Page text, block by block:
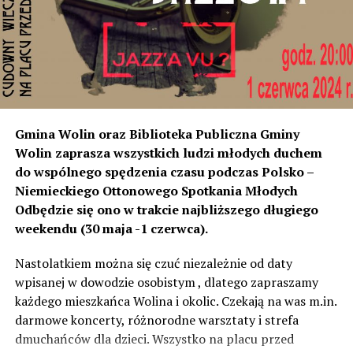
instalacji, to na tym odcinku generują dokładnie ten sam
poziom dźwięku co tam. Sprawdzałyśmy, że odległość
naszych nieruchomości od drogi jest taka sama, a nawet
w stosunku do niektórych mniejsza niż tych, które są na
początku miejscowości chronione ekranami – mówi
Jolanta Podhajska.
Przedstawiciel GDDKiA mówi, że po roku od oddania
inwestycji będzie przeprowadzona ponowna analiza
hałasu, jeśli decybeli będzie więcej niż sądzono –
wówczas ekrany zostaną zamontowane.
– Jeżeli wyjdzie na to, że są przekroczone normy, to
zabezpieczeń. Dopóki nie będzie tych przekroczonych
norm dopuszczalnego hałasu, no to nie możemy nic
zrobić. Tam są odpowiednie normy – 61 i 56 decybeli –
zaznacza.
Gmina Wolin oraz Biblioteka Publiczna Gminy
Wolin zaprasza wszystkich ludzi młodych duchem
do wspólnego spędzenia czasu podczas Polsko –
Niemieckiego Ottonowego Spotkania Młodych
Odbędzie się ono w trakcie najbliższego długiego
weekendu (30 maja -1 czerwca).
Nastolatkiem można się czuć niezależnie od daty
wpisanej w dowodzie osobistym , dlatego zapraszamy
każdego mieszkańca Wolina i okolic. Czekają na was m.in.
darmowe koncerty, różnorodne warsztaty i strefa
dmuchańców dla dzieci. Wszystko na placu przed